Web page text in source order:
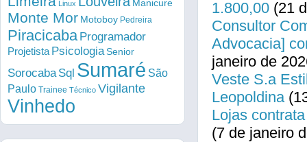
1.800,00 (21
Consultor
Advocacia]
janeiro de
Veste S.a
Leopoldina
Lojas
(7 de janeiro
Linux Manicure
Monte Mor Motoboy Pedreira
Piracicaba Programador
Projetista PsicologiaSenior
Sorocaba Sql Sumaré São
Paulo Trainee Técnico Vigilante
Vinhedo